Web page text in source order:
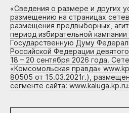
«Сведения о размере и других
размещению на страницах
размещения предвыборных,
период избирательной
Государственную Думу
Российской Федерации
18 – 20 сентября 2026 года.
«Комсомольская правда»
80505 от 15.03.2021г.),
сегменте сайта: www.kaluga.kp.ru